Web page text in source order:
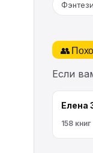
Фэнтези
👥
Если
Елена
158